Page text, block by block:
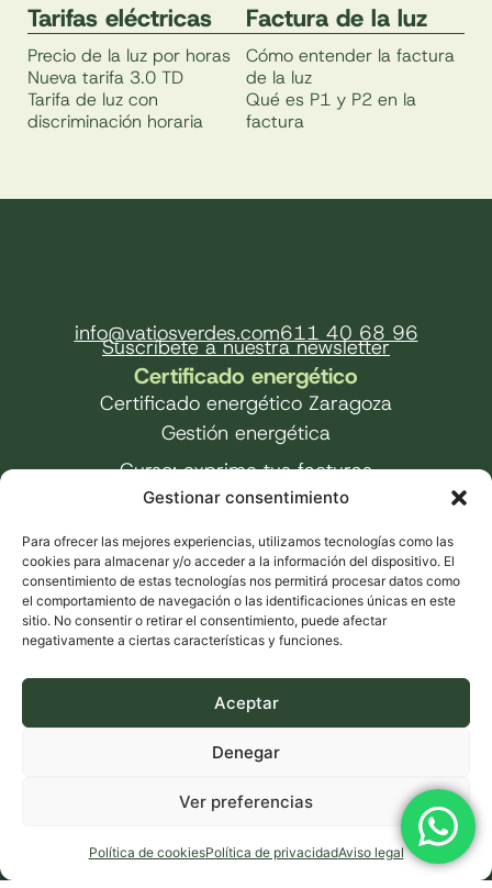
Gestionar consentimiento
Para ofrecer las mejores experiencias, utilizamos tecnologías como las
cookies para almacenar y/o acceder a la información del dispositivo. El
consentimiento de estas tecnologías nos permitirá procesar datos como
el comportamiento de navegación o las identificaciones únicas en este
sitio. No consentir o retirar el consentimiento, puede afectar
negativamente a ciertas características y funciones.
Aceptar
Denegar
Ver preferencias
Política de cookiesPolítica de privacidadAviso legal
Tarifas eléctricas
Precio de la luz por horas
Nueva tarifa 3.0 TD
Tarifa de luz con
discriminación horaria
Factura de la luz
Cómo entender la factura
de la luz
Qué es P1 y P2 en la
factura
info@vatiosverdes.com611 40 68 96
Suscríbete a nuestra newsletter
Certificado energético
Certificado energético Zaragoza
Gestión energética
Curso: exprime tus facturas
Aviso legalPolítica de privacidad
Política de cookies
Declaración de accesibilidad